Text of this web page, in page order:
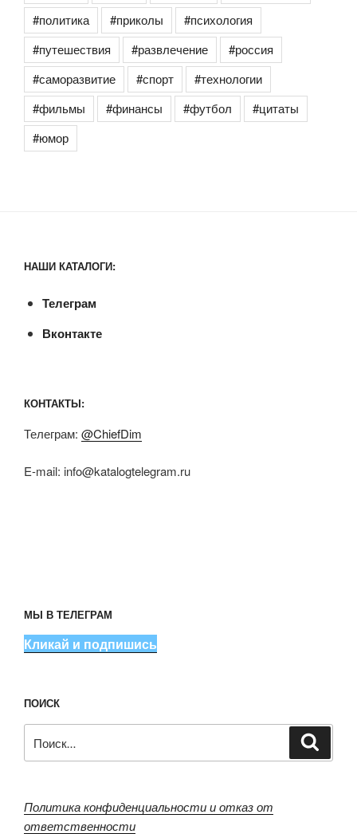
#политика
#приколы
#психология
#путешествия
#развлечение
#россия
#саморазвитие
#спорт
#технологии
#фильмы
#финансы #футбол
#цитаты
#юмор
НАШИ КАТАЛОГИ:
Телеграм
Вконтакте
КОНТАКТЫ:
Телеграм: @ChiefDim
E-mail: info@katalogtelegram.ru
МЫ В ТЕЛЕГРАМ
Кликай и подпишись
ПОИСК
Политика конфиденциальности и отказ от
ответственности